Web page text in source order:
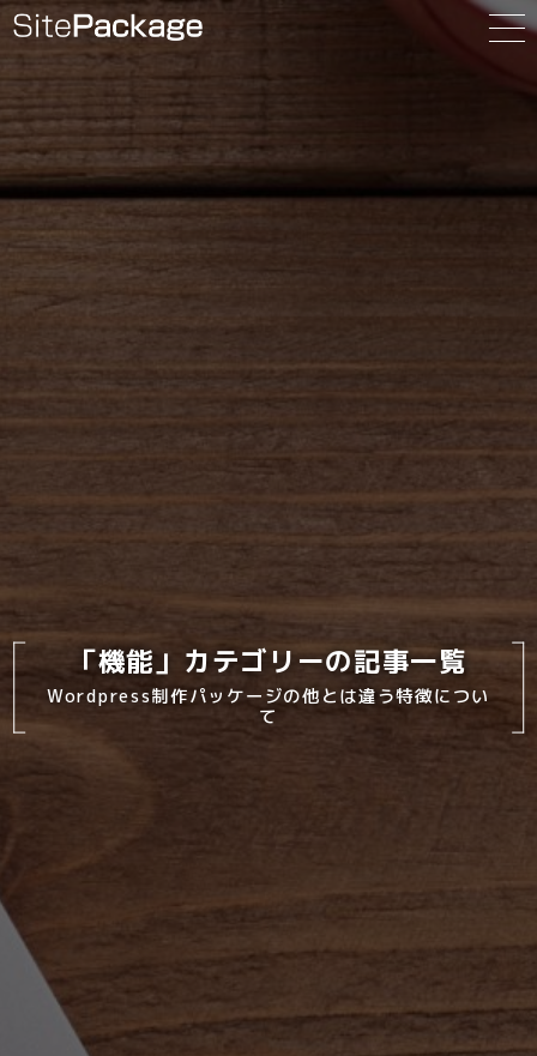
「機能」カテゴリーの記事一覧
Wordpress制作パッケージの他とは違う特徴につい
て